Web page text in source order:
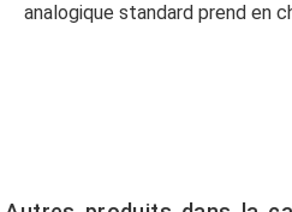
analogique standard prend en